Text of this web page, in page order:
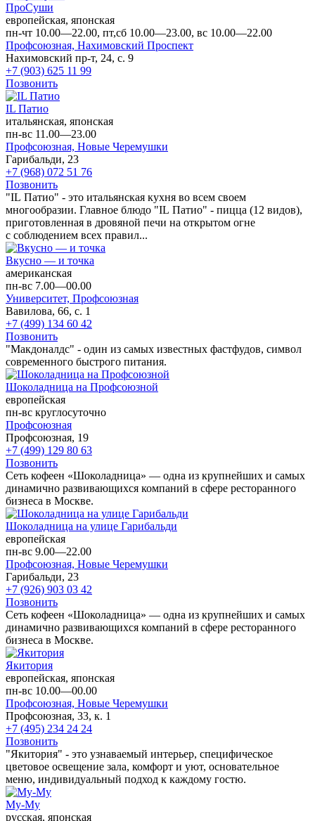
ПроСуши
европейская, японская
пн-чт 10.00—22.00, пт,сб 10.00—23.00, вс 10.00—22.00
Профсоюзная, Нахимовский Проспект
Нахимовский пр-т, 24, с. 9
+7 (903) 625 11 99
Позвонить
IL Патио
итальянская, японская
пн-вс 11.00—23.00
Профсоюзная, Новые Черемушки
Гарибальди, 23
+7 (968) 072 51 76
Позвонить
"IL Патио" - это итальянская кухня во всем своем
многообразии. Главное блюдо "IL Патио" - пицца (12 видов),
приготовленная в дровяной печи на открытом огне
с соблюдением всех правил...
Вкусно — и точка
американская
пн-вс 7.00—00.00
Университет, Профсоюзная
Вавилова, 66, с. 1
+7 (499) 134 60 42
Позвонить
"Макдоналдс" - один из самых известных фастфудов, символ
современного быстрого питания.
Шоколадница на Профсоюзной
европейская
пн-вс круглосуточно
Профсоюзная
Профсоюзная, 19
+7 (499) 129 80 63
Позвонить
Сеть кофеен «Шоколадница» — одна из крупнейших и самых
динамично развивающихся компаний в сфере ресторанного
бизнеса в Москве.
Шоколадница на улице Гарибальди
европейская
пн-вс 9.00—22.00
Профсоюзная, Новые Черемушки
Гарибальди, 23
+7 (926) 903 03 42
Позвонить
Сеть кофеен «Шоколадница» — одна из крупнейших и самых
динамично развивающихся компаний в сфере ресторанного
бизнеса в Москве.
Якитория
европейская, японская
пн-вс 10.00—00.00
Профсоюзная, Новые Черемушки
Профсоюзная, 33, к. 1
+7 (495) 234 24 24
Позвонить
"Якитория" - это узнаваемый интерьер, специфическое
цветовое освещение зала, комфорт и уют, основательное
меню, индивидуальный подход к каждому гостю.
Му-Му
русская, японская